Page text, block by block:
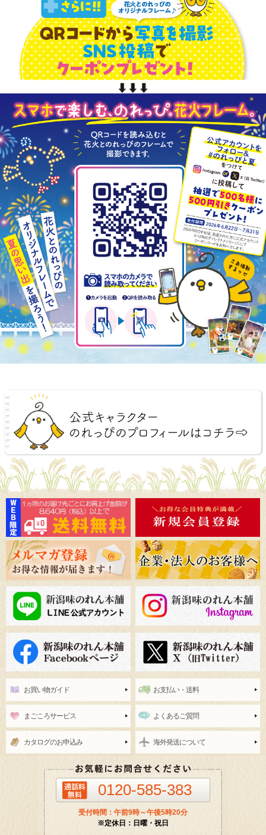
お買い物ガイド お支払い・送料
まごころサービス よくあるご質問
カタログのお申込み 海外発送について
0120-585-383
受付時間：午前9時～午後5時20分
※定休日：日曜・祝日